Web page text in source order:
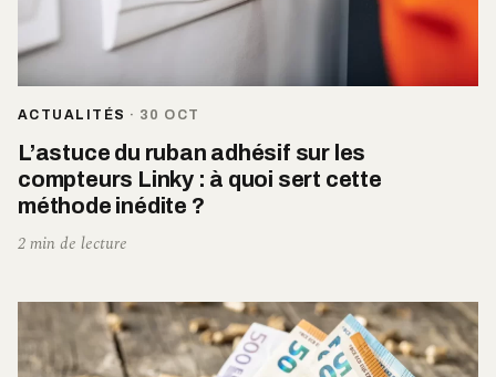
ACTUALITÉS · 30 OCT
L’astuce du ruban adhésif sur les
compteurs Linky : à quoi sert cette
méthode inédite ?
2 min de lecture